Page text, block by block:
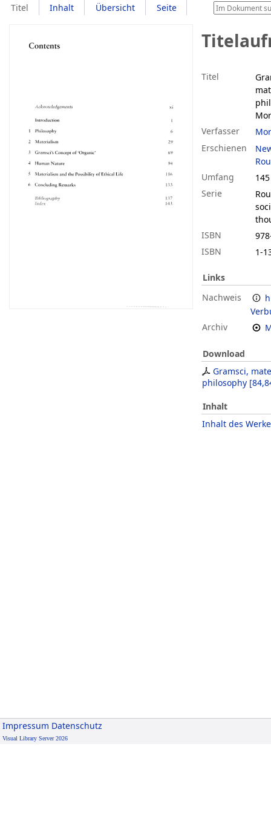
Titel Inhalt Übersicht Seite
Titel
Verfasser
Erschienen
Umfang
Serie
ISBN
ISBN
1-
Links
Nachweis
Archiv
Download
Gramsci,
philosophy [
Inhalt
Inhalt des
Impressum Datenschutz
Visual Library Server 2026